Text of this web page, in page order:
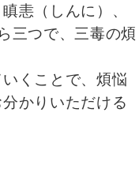
恚（しんに）、
三つで、三毒の煩
くことで、煩悩
かりいただける